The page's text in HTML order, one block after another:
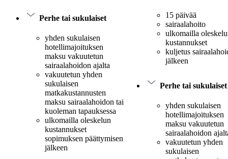
Perhe tai sukulaiset
yhden sukulaisen
hotellimajoituksen
maksu vakuutetun
sairaalahoidon ajalta
vakuutetun yhden
sukulaisen
matkakustannusten
maksu sairaalahoidon tai
kuoleman tapauksessa
ulkomailla oleskelun
kustannukset
sopimuksen päättymisen
jälkeen
15 päivää
sairaalahoito
ulkomailla
kustannukset
kuljetus
jälkeen
Perhe tai sukulaiset
yhden sukulaisen
hotellimajoituksen
maksu vakuutetun
sairaalahoidon
vakuutetun yhden
sukulaisen